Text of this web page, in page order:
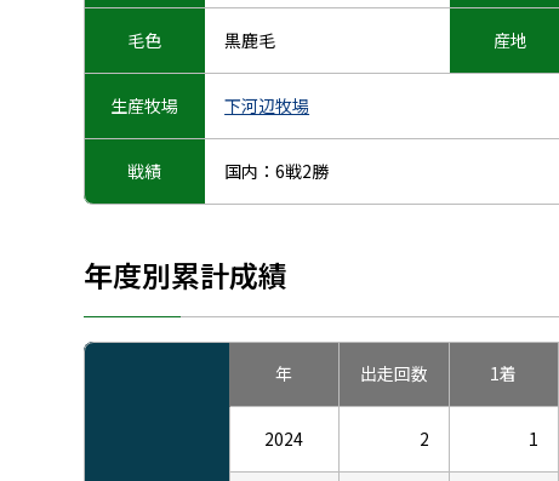
毛色 黒鹿毛 産地
生産牧場 下河辺牧場
戦績 国内：6戦2勝
年度別累計成績
年 出走回数 1着
2024 2 1